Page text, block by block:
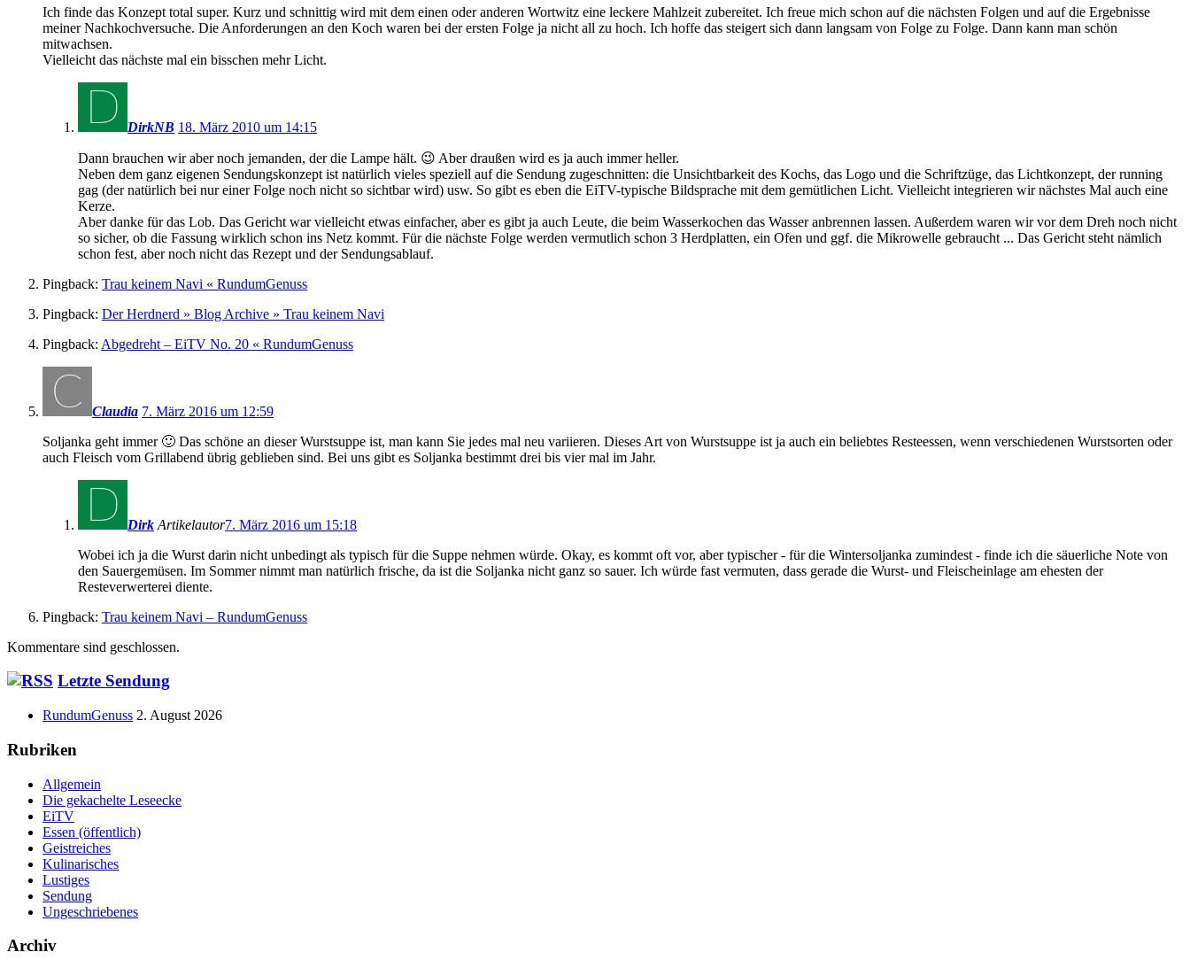
Ich finde das Konzept total super. Kurz und schnittig wird mit dem einen oder anderen Wortwitz eine leckere Mahlzeit zubereitet. Ich freue mich schon auf die nächsten Folgen und auf die Ergebnisse
meiner Nachkochversuche. Die Anforderungen an den Koch waren bei der ersten Folge ja nicht all zu hoch. Ich hoffe das steigert sich dann langsam von Folge zu Folge. Dann kann man schön
mitwachsen.
Vielleicht das nächste mal ein bisschen mehr Licht.
DirkNB 18. März 2010 um 14:15
Dann brauchen wir aber noch jemanden, der die Lampe hält. 😉 Aber draußen wird es ja auch immer heller.
Neben dem ganz eigenen Sendungskonzept ist natürlich vieles speziell auf die Sendung zugeschnitten: die Unsichtbarkeit des Kochs, das Logo und die Schriftzüge, das Lichtkonzept, der running
gag (der natürlich bei nur einer Folge noch nicht so sichtbar wird) usw. So gibt es eben die EiTV-typische Bildsprache mit dem gemütlichen Licht. Vielleicht integrieren wir nächstes Mal auch eine
Kerze.
Aber danke für das Lob. Das Gericht war vielleicht etwas einfacher, aber es gibt ja auch Leute, die beim Wasserkochen das Wasser anbrennen lassen. Außerdem waren wir vor dem Dreh noch nicht
so sicher, ob die Fassung wirklich schon ins Netz kommt. Für die nächste Folge werden vermutlich schon 3 Herdplatten, ein Ofen und ggf. die Mikrowelle gebraucht ... Das Gericht steht nämlich
schon fest, aber noch nicht das Rezept und der Sendungsablauf.
Pingback: Trau keinem Navi « RundumGenuss
Pingback: Der Herdnerd » Blog Archive » Trau keinem Navi
Pingback: Abgedreht – EiTV No. 20 « RundumGenuss
Claudia 7. März 2016 um 12:59
Soljanka geht immer 🙂 Das schöne an dieser Wurstsuppe ist, man kann Sie jedes mal neu variieren. Dieses Art von Wurstsuppe ist ja auch ein beliebtes Resteessen, wenn verschiedenen Wurstsorten oder
auch Fleisch vom Grillabend übrig geblieben sind. Bei uns gibt es Soljanka bestimmt drei bis vier mal im Jahr.
Dirk Artikelautor7. März 2016 um 15:18
Wobei ich ja die Wurst darin nicht unbedingt als typisch für die Suppe nehmen würde. Okay, es kommt oft vor, aber typischer - für die Wintersoljanka zumindest - finde ich die säuerliche Note von
den Sauergemüsen. Im Sommer nimmt man natürlich frische, da ist die Soljanka nicht ganz so sauer. Ich würde fast vermuten, dass gerade die Wurst- und Fleischeinlage am ehesten der
Resteverwerterei diente.
Pingback: Trau keinem Navi – RundumGenuss
Kommentare sind geschlossen.
Haupt-
Seitenleiste
Letzte Sendung
RundumGenuss 2. August 2026
Rubriken
Allgemein
Die gekachelte Leseecke
EiTV
Essen (öffentlich)
Geistreiches
Kulinarisches
Lustiges
Sendung
Ungeschriebenes
Archiv